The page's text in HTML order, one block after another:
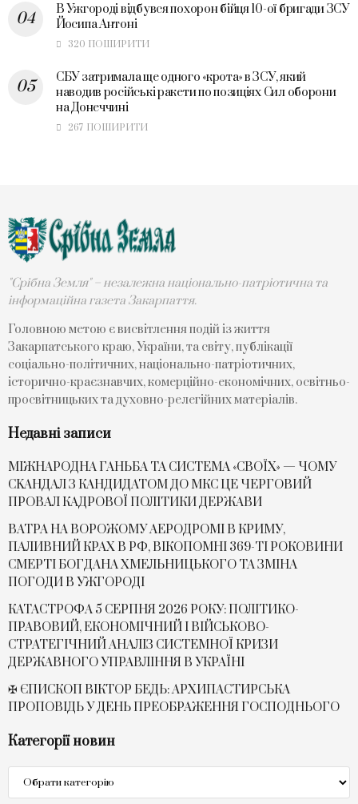
В Ужгороді відбувся похорон бійця 10-ої бригади ЗСУ
Йосипа Антоні
320 ПОШИРИТИ
СБУ затримала ще одного «крота» в ЗСУ, який
наводив російські ракети по позиціях Сил оборони
на Донеччині
267 ПОШИРИТИ
"Срібна Земля" – незалежна національно-патріотична та
інформаційна газета Закарпаття.
Головною метою є висвітлення подій із життя
Закарпатського краю, України, та світу, публікації
соціально-політичних, національно-патріотичних,
історично-краєзнавчих, комерційно-економічних, освітньо-
просвітницьких та духовно-релегійних матеріалів.
Недавні записи
МІЖНАРОДНА ГАНЬБА ТА СИСТЕМА «СВОЇХ» — ЧОМУ
СKАНДАЛ З КАНДИДАТОМ ДО МКС ЦЕ ЧЕРГОВИЙ
ПРОВАЛ КАДРОВОЇ ПОЛІТИКИ ДЕРЖАВИ
ВАТРА НА ВОРОЖОМУ АЕРОДРОМІ В КРИМУ,
ПАЛИВНИЙ КРАХ В РФ, ВІКОПОМНІ 369-ТІ РОКОВИНИ
СМЕРТІ БОГДАНА ХМЕЛЬНИЦЬКОГО ТА ЗМІНА
ПОГОДИ В УЖГОРОДІ
КАТАСТРОФА 5 СЕРПНЯ 2026 РОКУ: ПОЛІТИКО-
ПРАВОВИЙ, ЕКОНОМІЧНИЙ І ВІЙСЬКОВО-
СТРАТЕГІЧНИЙ АНАЛІЗ СИСТЕМНОЇ КРИЗИ
ДЕРЖАВНОГО УПРАВЛІННЯ В УКРАЇНІ
✠ ЄПИСКОП ВІКТОР БЕДЬ: АРХИПАСТИРСЬКА
ПРОПОВІДЬ У ДЕНЬ ПРЕОБРАЖЕННЯ ГОСПОДНЬОГО
Категорії новин
новин